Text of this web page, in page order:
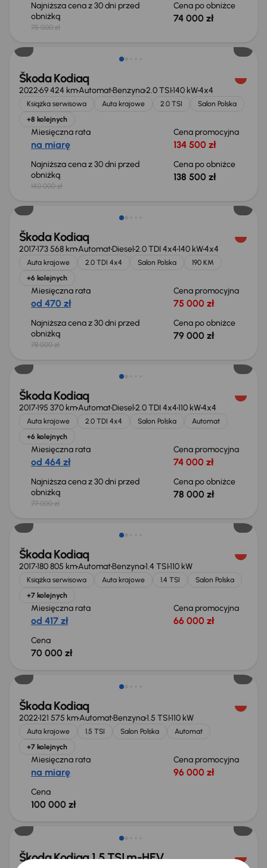
Najniższa cena z 30 dni przed
obniżką
75 000 zł
Cena po obniżce
74 000 zł
Taniej o 1 500 zł
Škoda Kodiaq
202269 424 kmAutomatBenzyna2.0 TSI140 kW4x4
Książka serwisowa Auta krajowe 2.0 TSI
Salon Polska
+8 kolejnych
Miesięczna rata
na miarę
Cena promocyjna
134 500 zł
Najniższa cena z 30 dni przed
obniżką
140 000 zł
Cena po obniżce
138 500 zł
Škoda Kodiaq
2017173 568 kmAutomatDiesel2.0 TDI 4x4140 kW4x4
Auta krajowe 2.0 TDI 4x4 Salon Polska
190 KM
+6 kolejnych
Miesięczna rata
od 470 zł
Cena promocyjna
75 000 zł
Najniższa cena z 30 dni przed
obniżką
78 000 zł
Cena po obniżce
79 000 zł
Świeżo skupione
Škoda Kodiaq
2017195 370 kmAutomatDiesel2.0 TDI 4x4110 kW4x4
Auta krajowe 2.0 TDI 4x4 Salon Polska
Automat
+6 kolejnych
Miesięczna rata
od 464 zł
Cena promocyjna
74 000 zł
Najniższa cena z 30 dni przed
obniżką
77 000 zł
Cena po obniżce
78 000 zł
Škoda Kodiaq
2017180 805 kmAutomatBenzyna1.4 TSI110 kW
Książka serwisowa Auta krajowe 1.4 TSI
Salon Polska
+7 kolejnych
Miesięczna rata
od 417 zł
Cena promocyjna
66 000 zł
Cena
70 000 zł
Škoda Kodiaq
2022121 575 kmAutomatBenzyna1.5 TSI110 kW
Auta krajowe 1.5 TSI Salon Polska
Automat
+7 kolejnych
Miesięczna rata
na miarę
Cena promocyjna
96 000 zł
Cena
100 000 zł
Škoda Kodiaq 1.5 TSI m-HEV